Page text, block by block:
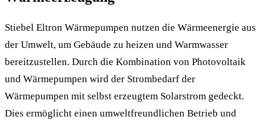
Stiebel Eltron Wärmepumpen nutzen die Wärmeenergie aus
der Umwelt, um Gebäude zu heizen und Warmwasser
bereitzustellen. Durch die Kombination von Photovoltaik
und Wärmepumpen wird der Strombedarf der
Wärmepumpen mit selbst erzeugtem Solarstrom gedeckt.
Dies ermöglicht einen umweltfreundlichen Betrieb und